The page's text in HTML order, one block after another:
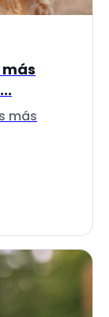
más